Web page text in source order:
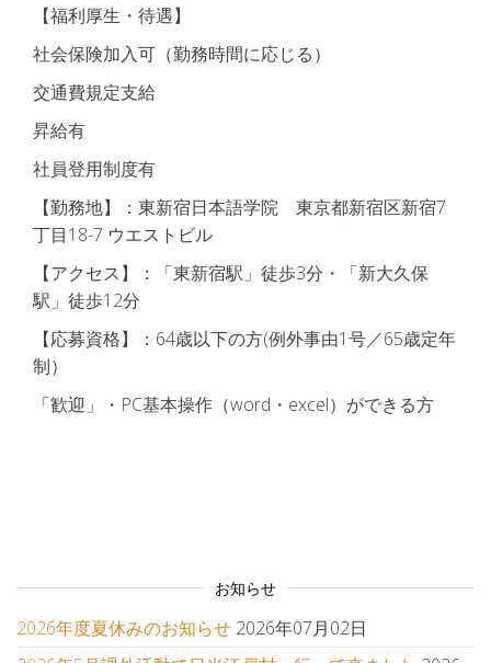
【福利厚生・待遇】
社会保険加入可（勤務時間に応じる）
交通費規定支給
昇給有
社員登用制度有
【勤務地】：東新宿日本語学院 東京都新宿区新宿7
丁目18-7 ウエストビル
【アクセス】：「東新宿駅」徒歩3分・「新大久保
駅」徒歩12分
【応募資格】：64歳以下の方(例外事由1号／65歳定年
制）
「歓迎」・PC基本操作（word・excel）ができる方
お知らせ
2026年度夏休みのお知らせ 2026年07月02日